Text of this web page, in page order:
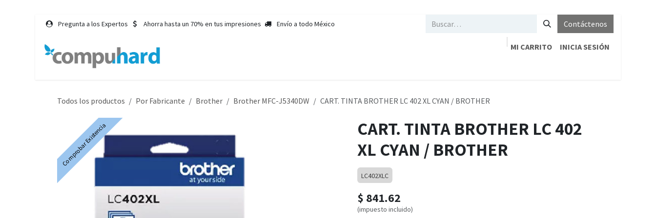
Ir al contenido Pregunta a los Expertos Ahorra hasta un 70% en tus impresiones Envío a todo México Contáctenos
MI CARRITO
INICIA SESIÓN
Todos los productos Por Fabricante Brother Brother MFC-J5340DW CART. TINTA BROTHER LC 402 XL CYAN / BROTHER
Comprobar Existencia
CART. TINTA BROTHER LC 402
XL CYAN / BROTHER
LC402XLC
$ 841.62
(impuesto incluido)